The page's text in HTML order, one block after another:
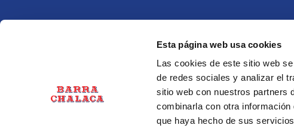
Esta página web usa cookies
Las cookies de este sitio web
de redes sociales y analizar el
sitio web con nuestros partners
combinarla con otra
que haya hecho de sus